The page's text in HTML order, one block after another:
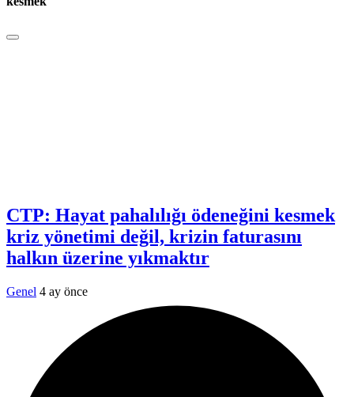
CTP: Hayat pahalılığı ödeneğini kesmek
kriz yönetimi değil, krizin faturasını
halkın üzerine yıkmaktır
Genel 4 ay önce